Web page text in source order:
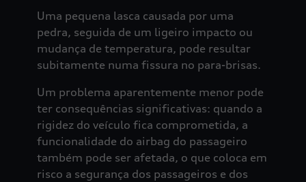
Uma pequena lasca causada por uma
pedra, seguida de um ligeiro impacto ou
mudança de temperatura, pode resultar
subitamente numa fissura no para-brisas.
Um problema aparentemente menor pode
ter consequências significativas: quando a
rigidez do veículo fica comprometida, a
funcionalidade do airbag do passageiro
também pode ser afetada, o que coloca em
risco a segurança dos passageiros e dos